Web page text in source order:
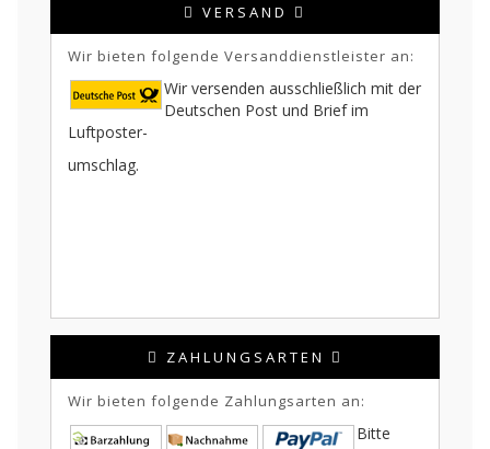
VERSAND
Wir bieten folgende Versanddienstleister an:
Wir versenden ausschließlich mit der
Deutschen Post und Brief im
Luftposter-
umschlag.
ZAHLUNGSARTEN
Wir bieten folgende Zahlungsarten an:
Bitte